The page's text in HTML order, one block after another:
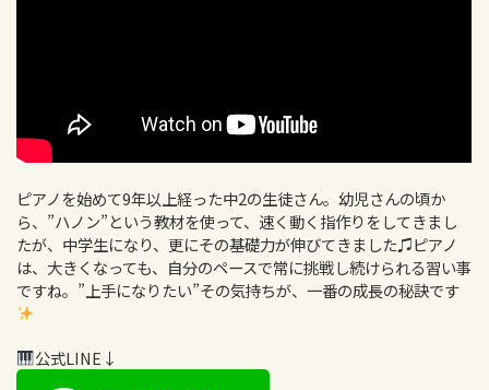
ピアノを始めて9年以上経った中2の生徒さん。幼児さんの頃か
ら、”ハノン”という教材を使って、速く動く指作りをしてきまし
たが、中学生になり、更にその基礎力が伸びてきました♫ピアノ
は、大きくなっても、自分のペースで常に挑戦し続けられる習い事
ですね。”上手になりたい”その気持ちが、一番の成長の秘訣です
公式LINE↓